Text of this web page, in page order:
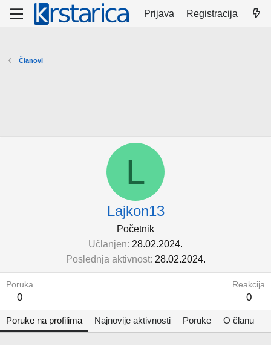
Prijava Registracija
Članovi
L
Lajkon13
Početnik
Učlanjen 28.02.2024.
Poslednja aktivnost 28.02.2024.
Poruka
0
Reakcija
0
Poruke na profilima Najnovije aktivnosti Poruke O članu